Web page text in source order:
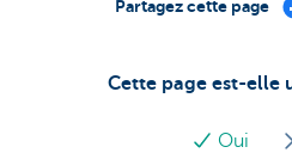
Cette page est-elle
Oui
Partagez cette page